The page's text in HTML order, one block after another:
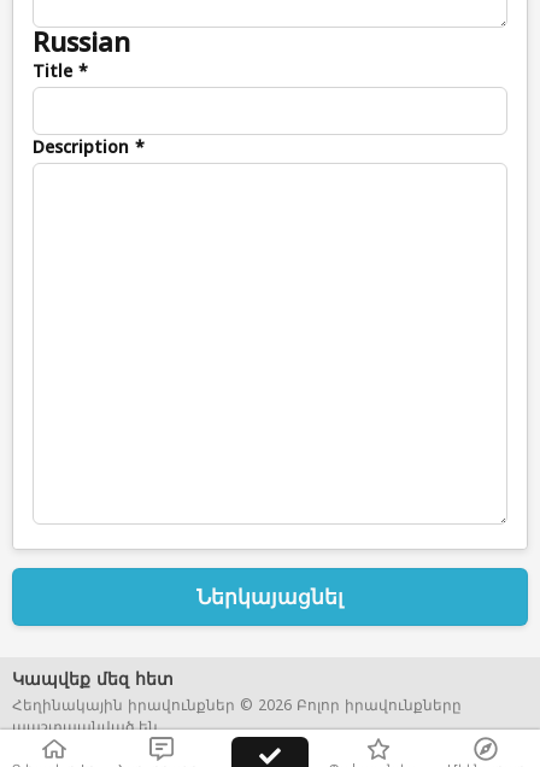
Russian
Title *
Description *
Ներկայացնել
Կապվեք մեզ հետ
Հեղինակային իրավունքներ © 2026 Բոլոր իրավունքները
պաշտպանված են.
Web Annonces Technology